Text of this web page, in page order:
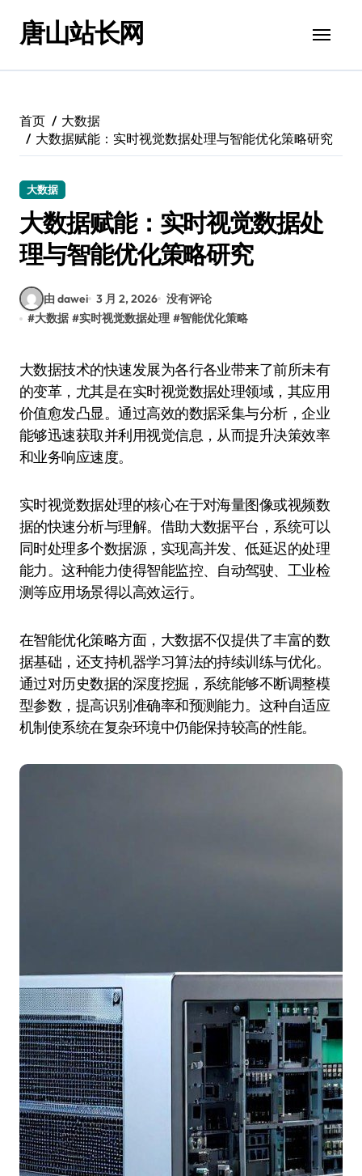
唐山站长网
首页
大数据
大数据赋能：实时视觉数据处理与智能优化策略研究
大数据
大数据赋能：实时视觉数据处
理与智能优化策略研究
由 dawei 3 月 2, 2026 没有评论
#大数据 #实时视觉数据处理 #智能优化策略
大数据技术的快速发展为各行各业带来了前所未有
的变革，尤其是在实时视觉数据处理领域，其应用
价值愈发凸显。通过高效的数据采集与分析，企业
能够迅速获取并利用视觉信息，从而提升决策效率
和业务响应速度。
实时视觉数据处理的核心在于对海量图像或视频数
据的快速分析与理解。借助大数据平台，系统可以
同时处理多个数据源，实现高并发、低延迟的处理
能力。这种能力使得智能监控、自动驾驶、工业检
测等应用场景得以高效运行。
在智能优化策略方面，大数据不仅提供了丰富的数
据基础，还支持机器学习算法的持续训练与优化。
通过对历史数据的深度挖掘，系统能够不断调整模
型参数，提高识别准确率和预测能力。这种自适应
机制使系统在复杂环境中仍能保持较高的性能。